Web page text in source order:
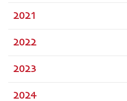
2021
2022
2023
2024